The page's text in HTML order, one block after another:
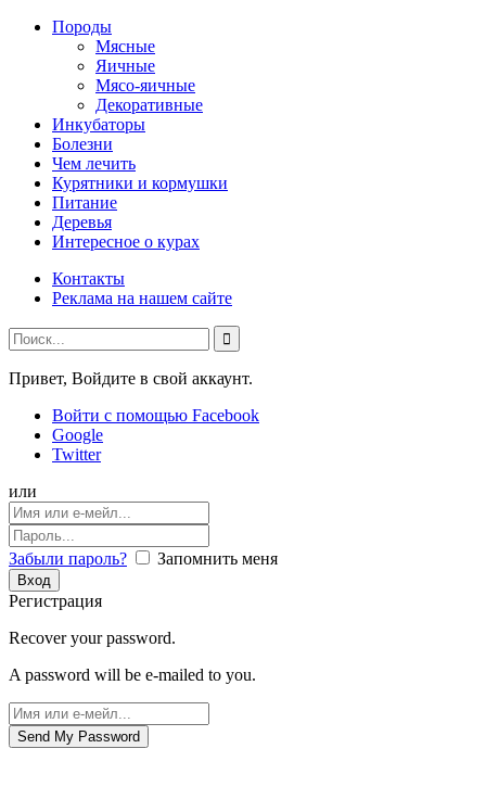
Породы
Мясные
Яичные
Мясо-яичные
Декоративные
Инкубаторы
Болезни
Чем лечить
Курятники и кормушки
Питание
Деревья
Интересное о курах
Контакты
Реклама на нашем сайте
Привет, Войдите в свой аккаунт.
Войти с помощью Facebook
Google
Twitter
или
Забыли пароль? Запомнить меня
Регистрация
Recover your password.
A password will be e-mailed to you.